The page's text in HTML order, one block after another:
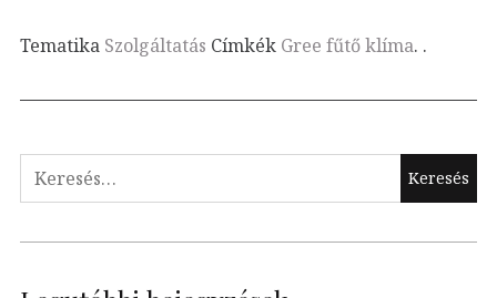
Tematika Szolgáltatás Címkék Gree fűtő klíma. .
Keresés: